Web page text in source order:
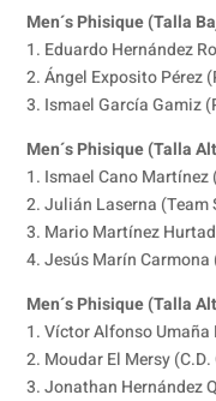
Men´s Phisique (Talla
1. Eduardo Hernández
2. Ángel Exposito Pérez
3. Ismael García Gamiz
Men´s Phisique (Talla
1. Ismael Cano Martínez
2. Julián Laserna (Team
3. Mario Martínez
4. Jesús Marín Carmona
Men´s Phisique (Talla
1. Víctor Alfonso Umaña
2. Moudar El Mersy
3. Jonathan Hernández